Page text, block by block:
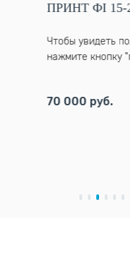
ПРИНТ ФI 15-
Чтобы увидеть
нажмите кнопку
70 000 руб.